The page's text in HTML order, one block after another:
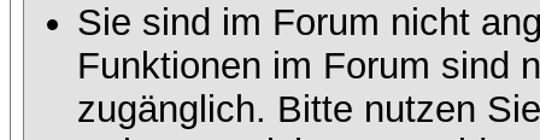
Sie sind im Forum nicht
Funktionen im Forum sind
zugänglich. Bitte nutzen